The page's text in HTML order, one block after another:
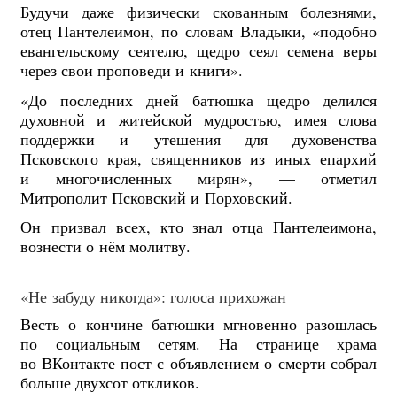
Будучи даже физически скованным болезнями,
отец Пантелеимон, по словам Владыки, «подобно
евангельскому сеятелю, щедро сеял семена веры
через свои проповеди и книги».
«До последних дней батюшка щедро делился
духовной и житейской мудростью, имея слова
поддержки и утешения для духовенства
Псковского края, священников из иных епархий
и многочисленных мирян», — отметил
Митрополит Псковский и Порховский.
Он призвал всех, кто знал отца Пантелеимона,
вознести о нём молитву.
«Не забуду никогда»: голоса прихожан
Весть о кончине батюшки мгновенно разошлась
по социальным сетям. На странице храма
во ВКонтакте пост с объявлением о смерти собрал
больше двухсот откликов.